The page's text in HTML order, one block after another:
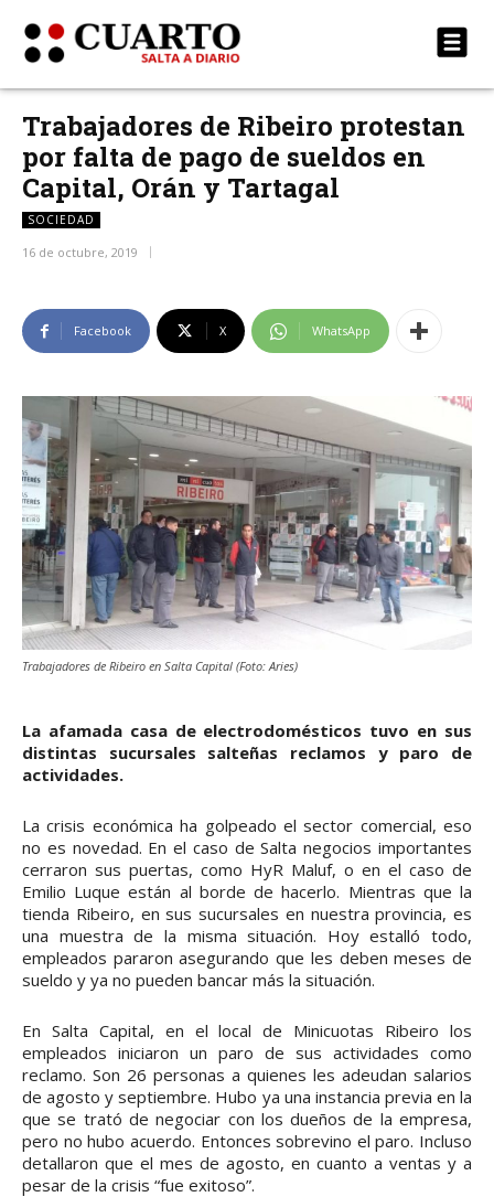
Trabajadores de Ribeiro protestan
por falta de pago de sueldos en
Capital, Orán y Tartagal
SOCIEDAD
16 de octubre, 2019
Facebook X WhatsApp
Trabajadores de Ribeiro en Salta Capital (Foto: Aries)
La afamada casa de electrodomésticos tuvo en sus
distintas sucursales salteñas reclamos y paro de
actividades.
La crisis económica ha golpeado el sector comercial, eso
no es novedad. En el caso de Salta negocios importantes
cerraron sus puertas, como HyR Maluf, o en el caso de
Emilio Luque están al borde de hacerlo. Mientras que la
tienda Ribeiro, en sus sucursales en nuestra provincia, es
una muestra de la misma situación. Hoy estalló todo,
empleados pararon asegurando que les deben meses de
sueldo y ya no pueden bancar más la situación.
En Salta Capital, en el local de Minicuotas Ribeiro los
empleados iniciaron un paro de sus actividades como
reclamo. Son 26 personas a quienes les adeudan salarios
de agosto y septiembre. Hubo ya una instancia previa en la
que se trató de negociar con los dueños de la empresa,
pero no hubo acuerdo. Entonces sobrevino el paro. Incluso
detallaron que el mes de agosto, en cuanto a ventas y a
pesar de la crisis “fue exitoso”.